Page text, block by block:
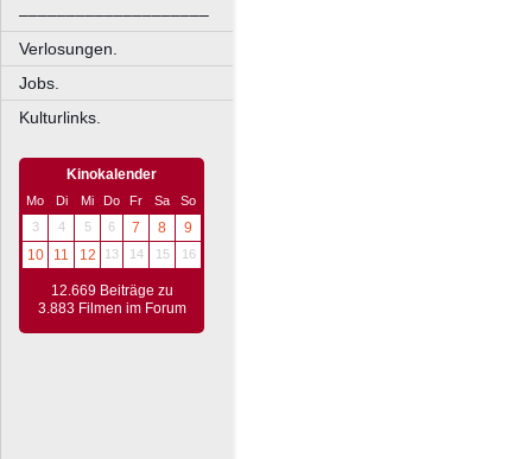
––––––––––––––––––––
Verlosungen.
Jobs.
Kulturlinks.
Kinokalender
Mo Di Mi Do Fr Sa
So
3
4 5 6 7 8
9
10
11 12 13 14 15 16
12.669 Beiträge zu
3.883 Filmen im Forum